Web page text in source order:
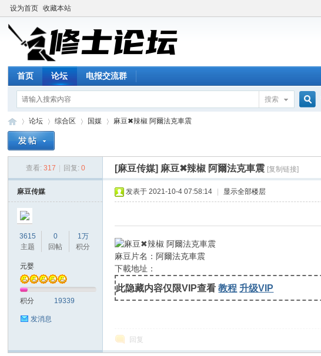
设为首页 收藏本站
首页 论坛 电报交流群
搜索
论坛
›
综合区
›
国媒 麻豆✖辣椒 阿爾法克車震
查看: 317 回复: 0 [麻豆传媒] 麻豆✖辣椒 阿爾法克車震 [复制链接]
麻豆传媒
3615
主题
0
回帖
1万
积分
元婴
积分 19339
发消息
发表于 2021-10-4 07:58:14 显示全部楼层
麻豆片名：阿爾法克車震
下載地址：
此隐藏内容仅限VIP查看教程 升级VIP
回复